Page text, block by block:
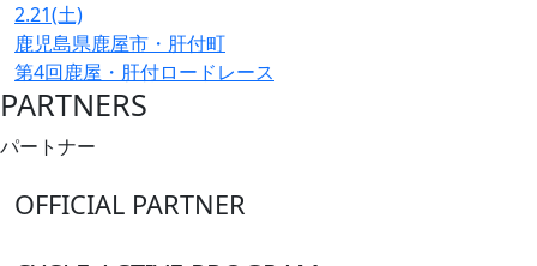
2.21(土)
鹿児島県鹿屋市・肝付町
第4回鹿屋・肝付ロードレース
PARTNERS
パートナー
OFFICIAL PARTNER